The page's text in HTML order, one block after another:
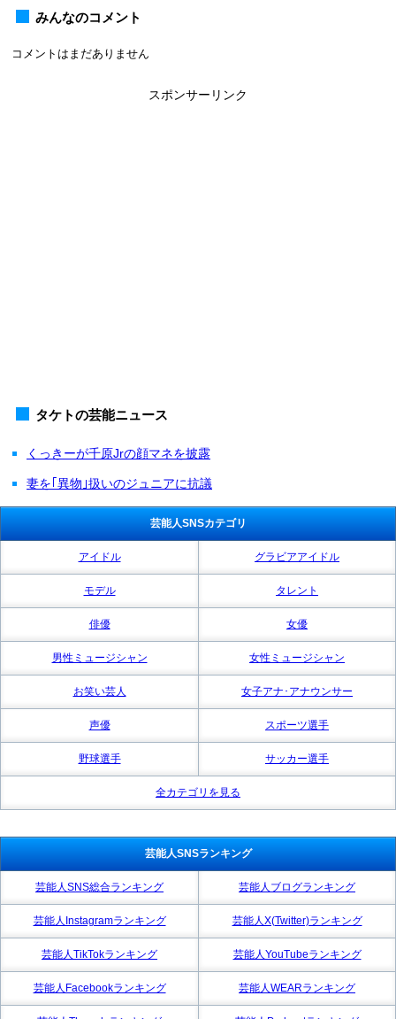
みんなのコメント
コメントはまだありません
スポンサーリンク
タケトの芸能ニュース
くっきーが千原Jrの顔マネを披露
妻を｢異物｣扱いのジュニアに抗議
芸能人SNSカテゴリ
アイドル グラビアアイドル
モデル タレント
俳優 女優
男性ミュージシャン 女性ミュージシャン
お笑い芸人 女子アナ･アナウンサー
声優 スポーツ選手
野球選手 サッカー選手
全カテゴリを見る
芸能人SNSランキング
芸能人SNS総合ランキング 芸能人ブログランキング
芸能人Instagramランキング 芸能人X(Twitter)ランキング
芸能人TikTokランキング 芸能人YouTubeランキング
芸能人Facebookランキング 芸能人WEARランキング